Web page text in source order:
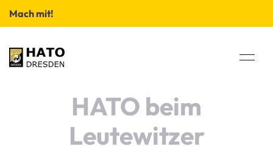
Mach mit!
HATO beim
Leutewitzer